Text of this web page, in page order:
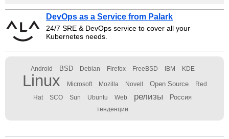
DevOps as a Service from Palark
24/7 SRE & DevOps service to cover all your
Kubernetes needs.
Android BSD Debian Firefox FreeBSD IBM KDE
Linux Microsoft Mozilla Novell Open Source Red
Hat SCO Sun Ubuntu Web релизы Россия
тенденции